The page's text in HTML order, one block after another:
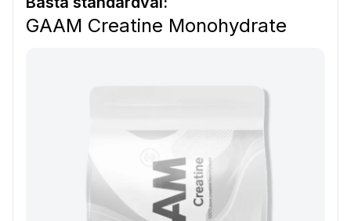
GAAM Creatine Monohydrate